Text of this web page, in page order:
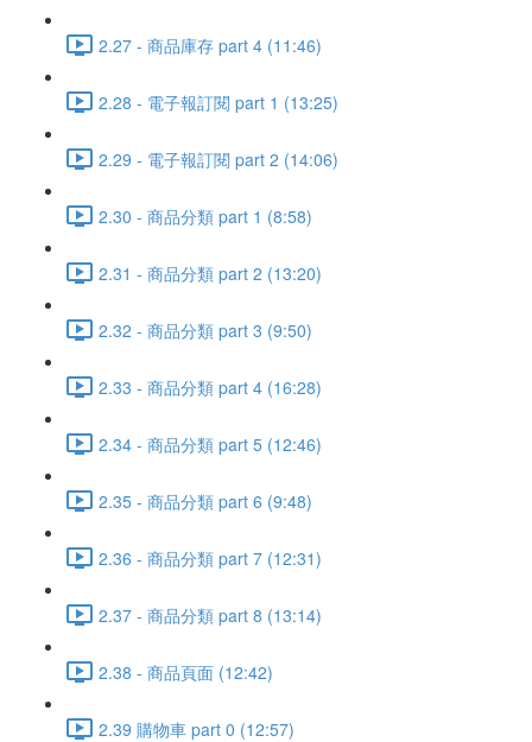
2.27 - 商品庫存 part 4 (11:46)
2.28 - 電子報訂閱 part 1 (13:25)
2.29 - 電子報訂閱 part 2 (14:06)
2.30 - 商品分類 part 1 (8:58)
2.31 - 商品分類 part 2 (13:20)
2.32 - 商品分類 part 3 (9:50)
2.33 - 商品分類 part 4 (16:28)
2.34 - 商品分類 part 5 (12:46)
2.35 - 商品分類 part 6 (9:48)
2.36 - 商品分類 part 7 (12:31)
2.37 - 商品分類 part 8 (13:14)
2.38 - 商品頁面 (12:42)
2.39 購物車 part 0 (12:57)